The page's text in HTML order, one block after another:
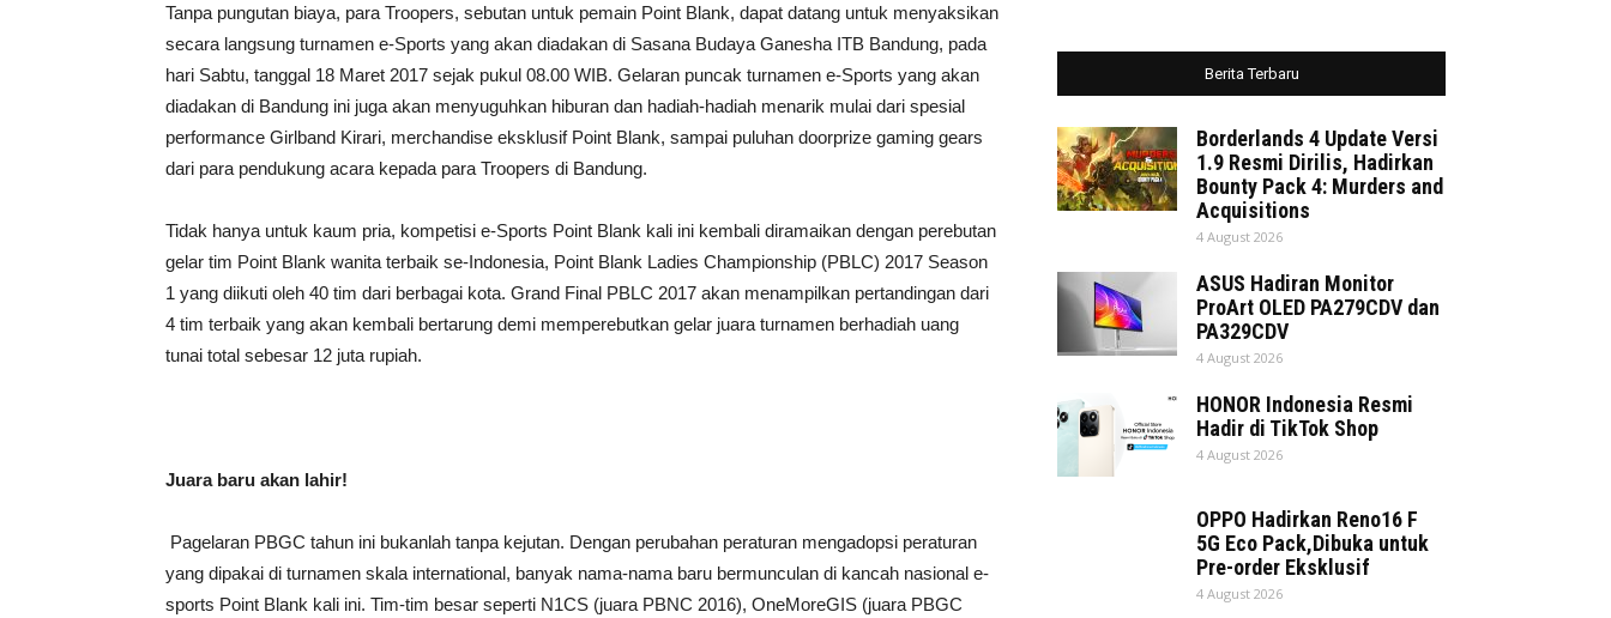
Tanpa pungutan biaya, para Troopers, sebutan untuk pemain Point Blank, dapat datang untuk menyaksikan
secara langsung turnamen e-Sports yang akan diadakan di Sasana Budaya Ganesha ITB Bandung, pada
hari Sabtu, tanggal 18 Maret 2017 sejak pukul 08.00 WIB. Gelaran puncak turnamen e-Sports yang akan
diadakan di Bandung ini juga akan menyuguhkan hiburan dan hadiah-hadiah menarik mulai dari spesial
performance Girlband Kirari, merchandise eksklusif Point Blank, sampai puluhan doorprize gaming gears
dari para pendukung acara kepada para Troopers di Bandung.
Tidak hanya untuk kaum pria, kompetisi e-Sports Point Blank kali ini kembali diramaikan dengan perebutan
gelar tim Point Blank wanita terbaik se-Indonesia, Point Blank Ladies Championship (PBLC) 2017 Season
1 yang diikuti oleh 40 tim dari berbagai kota. Grand Final PBLC 2017 akan menampilkan pertandingan dari
4 tim terbaik yang akan kembali bertarung demi memperebutkan gelar juara turnamen berhadiah uang
tunai total sebesar 12 juta rupiah.
Juara baru akan lahir!
Pagelaran PBGC tahun ini bukanlah tanpa kejutan. Dengan perubahan peraturan mengadopsi peraturan
yang dipakai di turnamen skala international, banyak nama-nama baru bermunculan di kancah nasional e-
sports Point Blank kali ini. Tim-tim besar seperti N1CS (juara PBNC 2016), OneMoreGIS (juara PBGC
Berita Terbaru
Borderlands 4 Update Versi
1.9 Resmi Dirilis, Hadirkan
Bounty Pack 4: Murders and
Acquisitions
4 August 2026
ASUS Hadiran Monitor
ProArt OLED PA279CDV dan
PA329CDV
4 August 2026
HONOR Indonesia Resmi
Hadir di TikTok Shop
4 August 2026
OPPO Hadirkan Reno16 F
5G Eco Pack,Dibuka untuk
Pre-order Eksklusif
4 August 2026